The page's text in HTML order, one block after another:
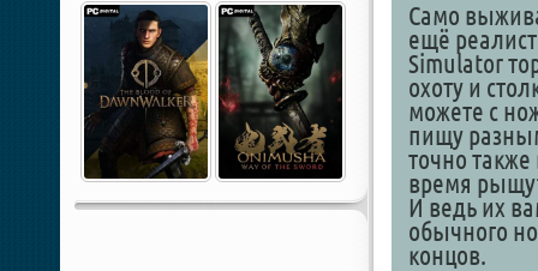
Само
ещё
Simulator
охоту и
можете с
пищу
точно
время
И ведь их
обычного
концов.